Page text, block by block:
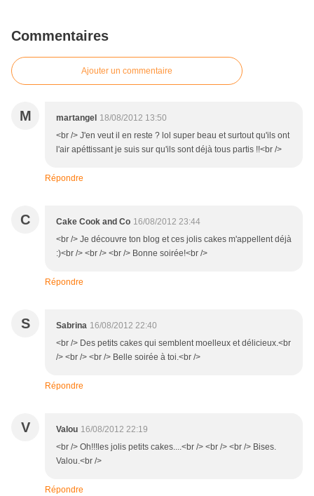
Commentaires
Ajouter un commentaire
M martangel 18/08/2012 13:50
<br /> J'en veut il en reste ? lol super beau et surtout qu'ils ont
l'air apéttissant je suis sur qu'ils sont déjà tous partis !!<br />
Répondre
C Cake Cook and Co 16/08/2012 23:44
<br /> Je découvre ton blog et ces jolis cakes m'appellent déjà
:)<br /> <br /> <br /> Bonne soirée!<br />
Répondre
S Sabrina 16/08/2012 22:40
<br /> Des petits cakes qui semblent moelleux et délicieux.<br
/> <br /> <br /> Belle soirée à toi.<br />
Répondre
V Valou 16/08/2012 22:19
<br /> Oh!!!les jolis petits cakes....<br /> <br /> <br /> Bises.
Valou.<br />
Répondre